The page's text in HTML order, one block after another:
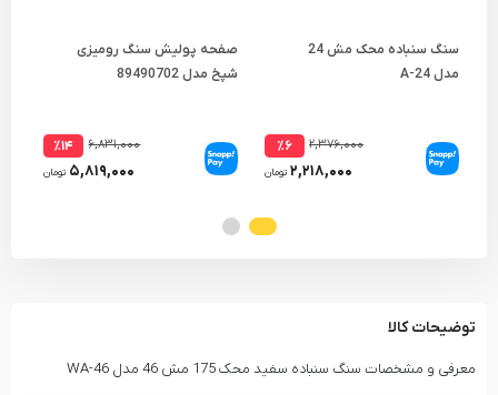
سنگ سنباده محک مش 24
مدل A-24
۲,۳۷۶,۰۰۰ ٪۶
۲,۲۱۸,۰۰۰ تومان
صفحه پولیش سنگ رومیزی
شپخ مدل 89490702
۶,۸۳۱,۰۰۰ ٪۱۴
۵,۸۱۹,۰۰۰ تومان
توضیحات کالا
معرفی و مشخصات سنگ سنباده سفید محک 175 مش 46 مدل WA-46